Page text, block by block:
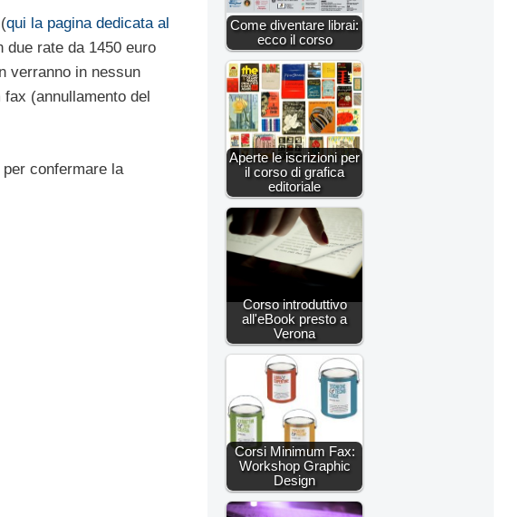
qui la pagina dedicata al
due rate da 1450 euro
verranno in nessun
(annullamento del
confermare la
Come diventare librai:
ecco il corso
Aperte le iscrizioni per
il corso di grafica
editoriale
Corso introduttivo
all'eBook presto a
Verona
Corsi Minimum Fax:
Workshop Graphic
Design